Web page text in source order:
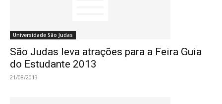
Universidade São Judas
São Judas leva atrações para a Feira Guia
do Estudante 2013
21/08/2013